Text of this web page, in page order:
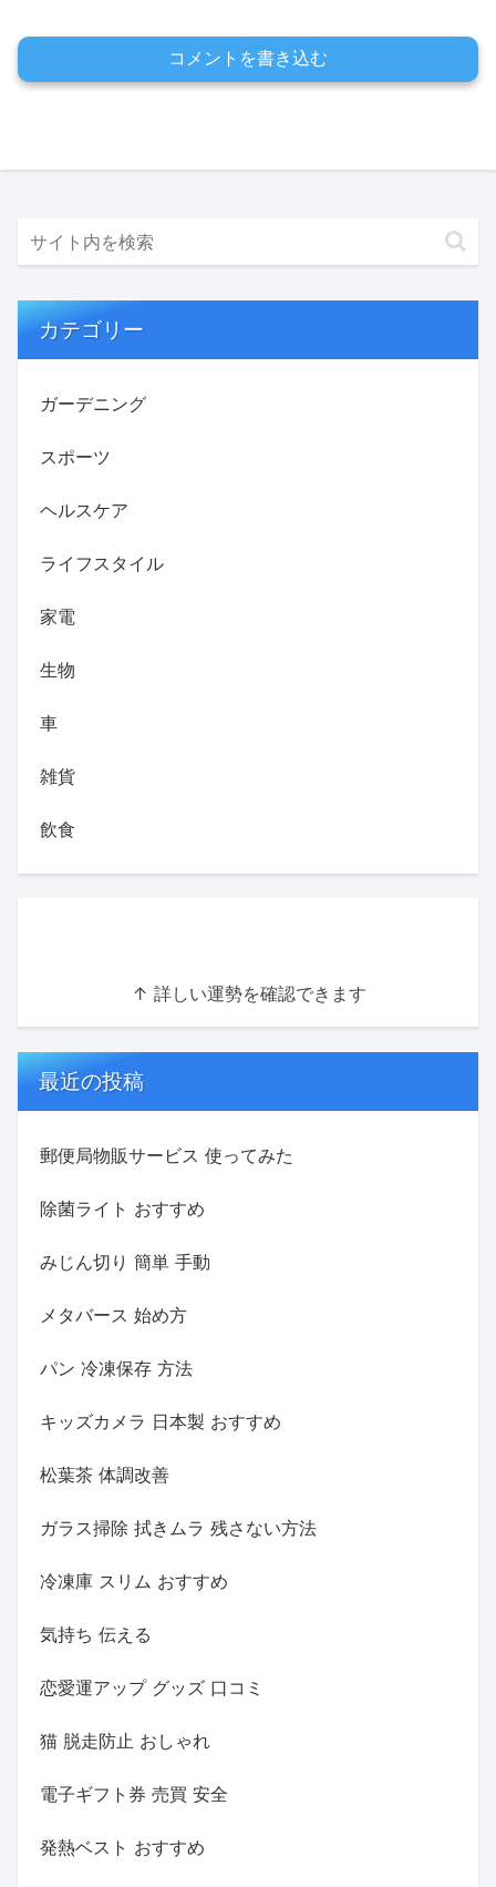
コメントを書き込む
カテゴリー
ガーデニング
スポーツ
ヘルスケア
ライフスタイル
家電
生物
車
雑貨
飲食
↑ 詳しい運勢を確認できます
最近の投稿
郵便局物販サービス 使ってみた
除菌ライト おすすめ
みじん切り 簡単 手動
メタバース 始め方
パン 冷凍保存 方法
キッズカメラ 日本製 おすすめ
松葉茶 体調改善
ガラス掃除 拭きムラ 残さない方法
冷凍庫 スリム おすすめ
気持ち 伝える
恋愛運アップ グッズ 口コミ
猫 脱走防止 おしゃれ
電子ギフト券 売買 安全
発熱ベスト おすすめ